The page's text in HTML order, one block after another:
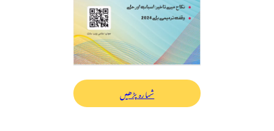
شمارہ پڑھیں